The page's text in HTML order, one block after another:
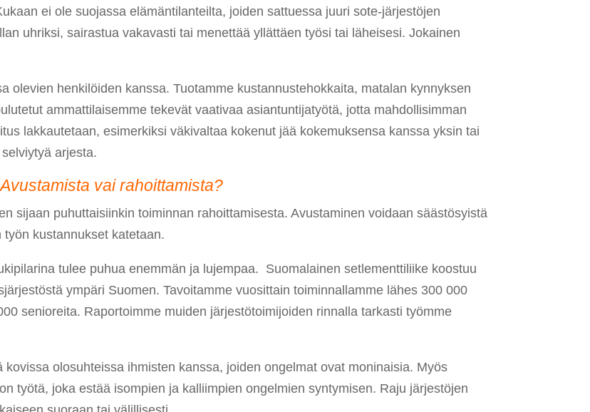
ei ole suojassa elämäntilanteilta, joiden sattuessa juuri sote-järjestöjen
uhriksi, sairastua vakavasti tai menettää yllättäen työsi tai läheisesi. Jokainen
olevien henkilöiden kanssa. Tuotamme kustannustehokkaita, matalan kynnyksen
ammattilaisemme tekevät vaativaa asiantuntijatyötä, jotta mahdollisimman
lakkautetaan, esimerkiksi väkivaltaa kokenut jää kokemuksensa kanssa yksin tai
arjesta.
Avustamista vai rahoittamista?
sijaan puhuttaisiinkin toiminnan rahoittamisesta. Avustaminen voidaan säästösyistä
kustannukset katetaan.
tulee puhua enemmän ja lujempaa. Suomalainen setlementtiliike koostuu
ympäri Suomen. Tavoitamme vuosittain toiminnallamme lähes 300 000
senioreita. Raportoimme muiden järjestötoimijoiden rinnalla tarkasti työmme
olosuhteissa ihmisten kanssa, joiden ongelmat ovat moninaisia. Myös
työtä, joka estää isompien ja kalliimpien ongelmien syntymisen. Raju järjestöjen